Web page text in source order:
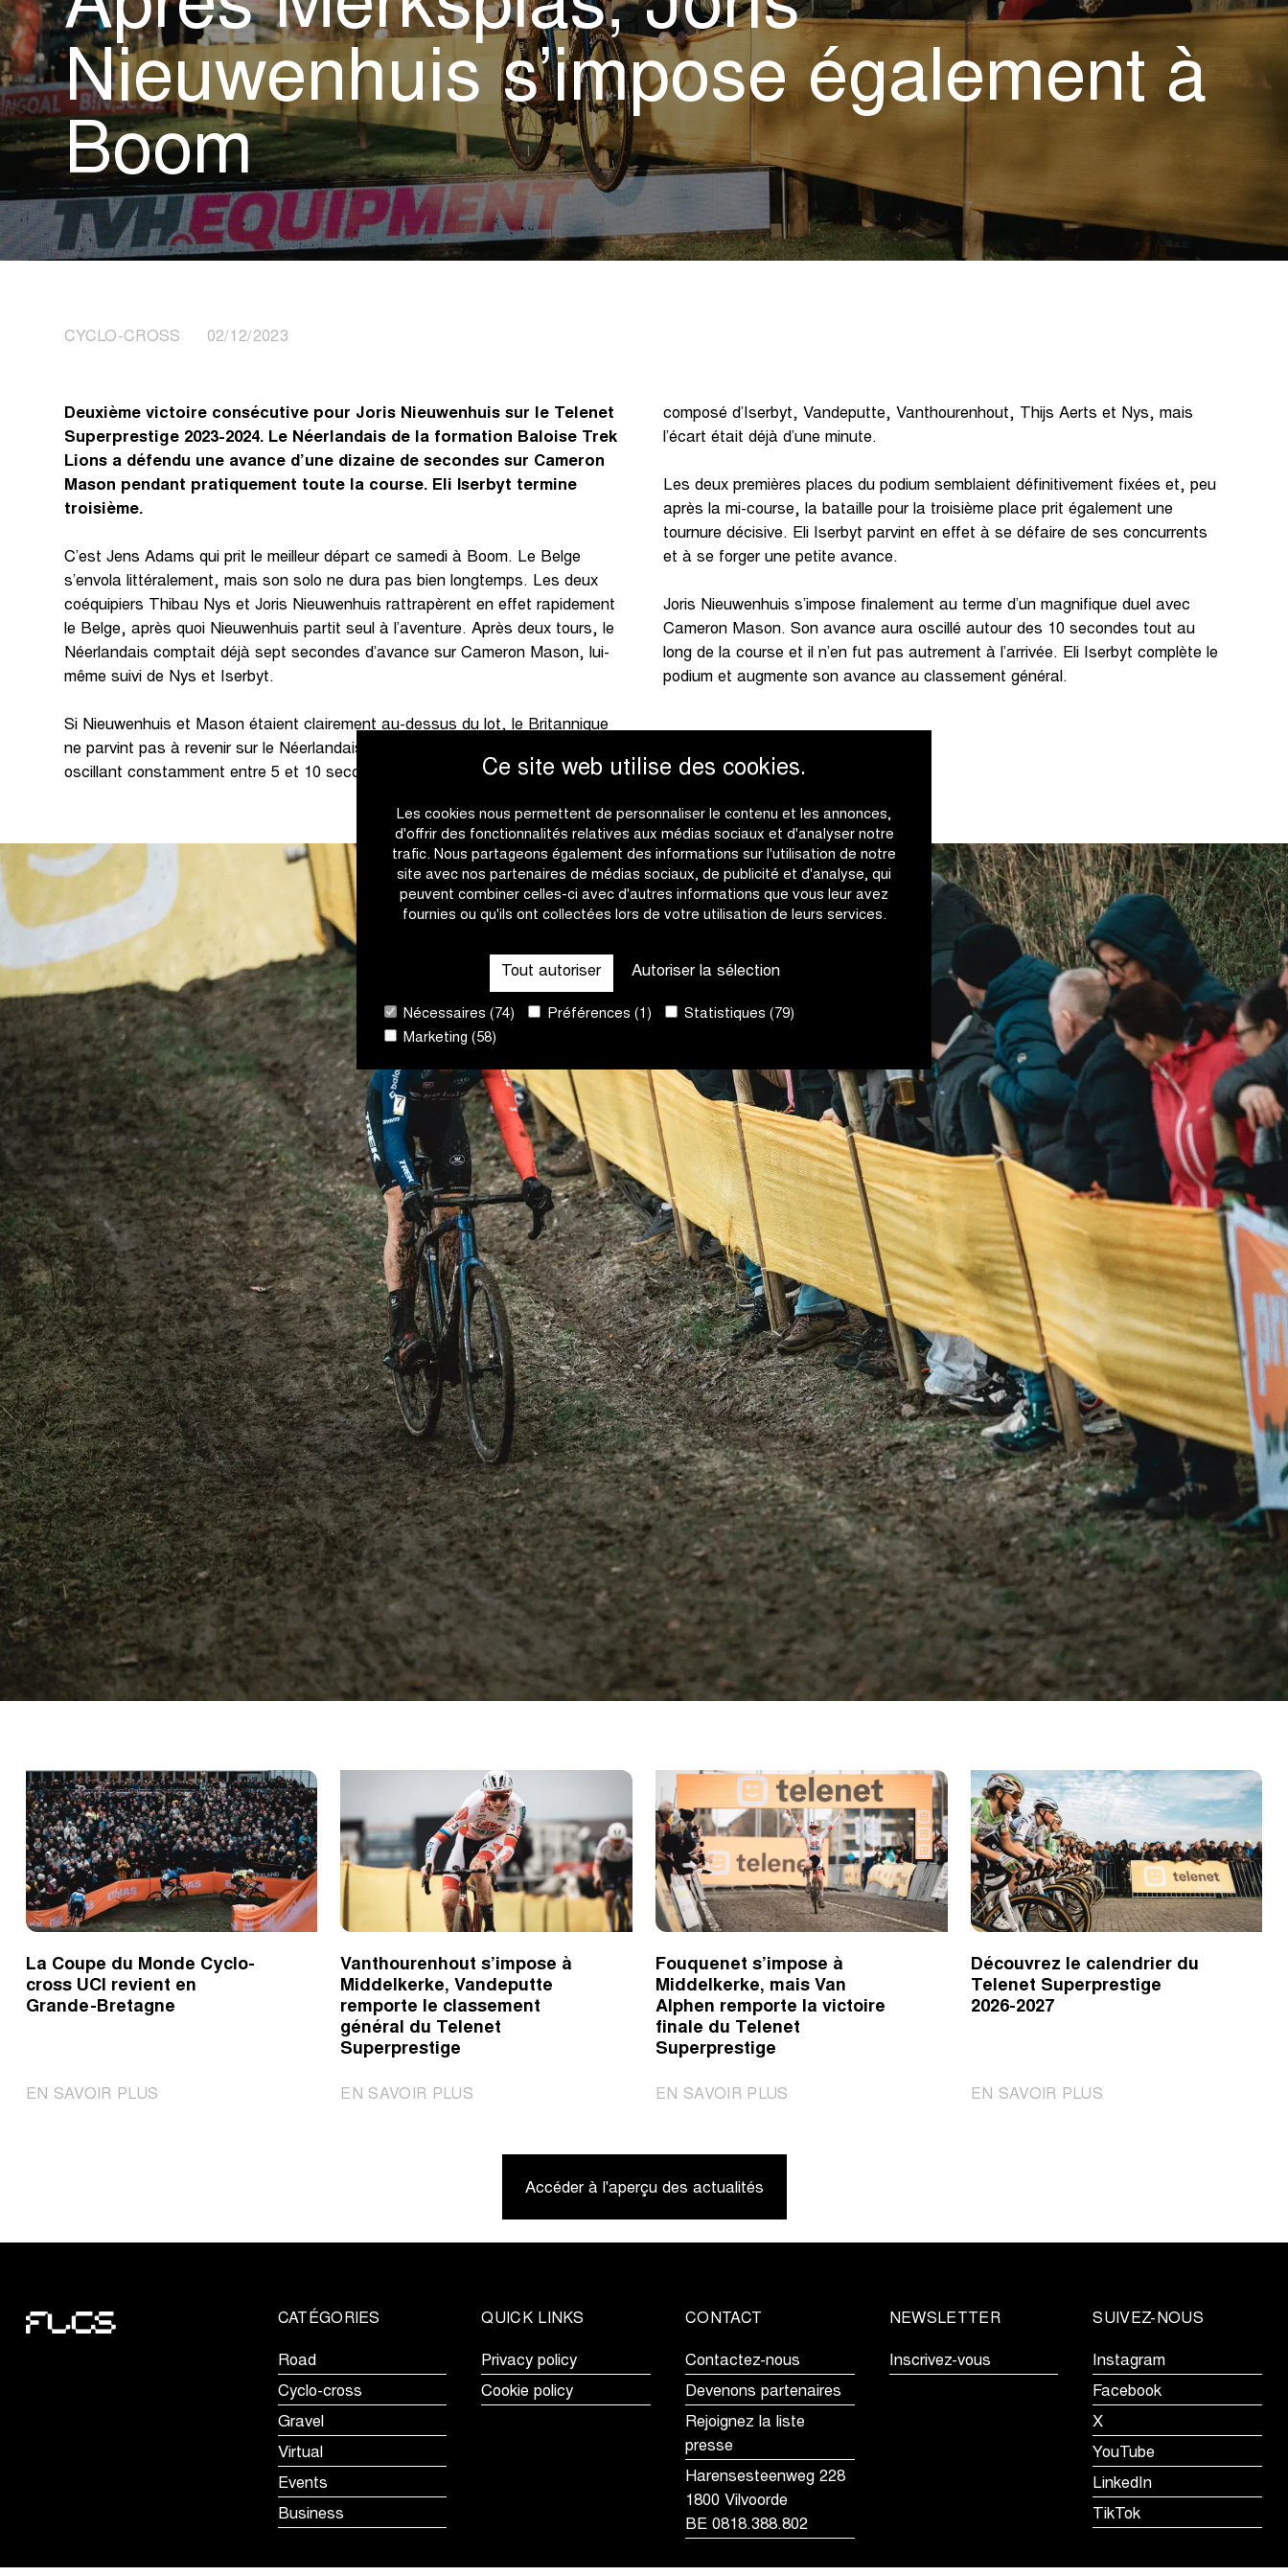
Ce site web utilise des cookies.
Les cookies nous permettent de personnaliser le contenu et les annonces,
d'offrir des fonctionnalités relatives aux médias sociaux et d'analyser notre
trafic. Nous partageons également des informations sur l'utilisation de notre
site avec nos partenaires de médias sociaux, de publicité et d'analyse, qui
peuvent combiner celles-ci avec d'autres informations que vous leur avez
fournies ou qu'ils ont collectées lors de votre utilisation de leurs services.
Tout autoriser Autoriser la sélection
Nécessaires (74) Préférences (1)
Statistiques (79)
Marketing (58)
Nieuwenhuis s’impose également à
Boom
CYCLO-CROSS 02/12/2023
Deuxième victoire consécutive pour Joris Nieuwenhuis sur le Telenet
Superprestige 2023-2024. Le Néerlandais de la formation Baloise Trek
Lions a défendu une avance d’une dizaine de secondes sur Cameron
Mason pendant pratiquement toute la course. Eli Iserbyt termine
troisième.
C’est Jens Adams qui prit le meilleur départ ce samedi à Boom. Le Belge
s’envola littéralement, mais son solo ne dura pas bien longtemps. Les deux
coéquipiers Thibau Nys et Joris Nieuwenhuis rattrapèrent en effet rapidement
le Belge, après quoi Nieuwenhuis partit seul à l’aventure. Après deux tours, le
Néerlandais comptait déjà sept secondes d’avance sur Cameron Mason, lui-
même suivi de Nys et Iserbyt.
Si Nieuwenhuis et Mason étaient clairement au-dessus du lot, le Britannique
ne parvint pas à revenir sur le Néerlandais, l’écart entre les deux hommes
oscillant constamment entre 5 et 10 secondes. À l’arrière, un groupe se forma
composé d’Iserbyt, Vandeputte, Vanthourenhout, Thijs Aerts et Nys, mais
l’écart était déjà d’une minute.
Les deux premières places du podium semblaient définitivement fixées et, peu
après la mi-course, la bataille pour la troisième place prit également une
tournure décisive. Eli Iserbyt parvint en effet à se défaire de ses concurrents
et à se forger une petite avance.
Joris Nieuwenhuis s’impose finalement au terme d’un magnifique duel avec
Cameron Mason. Son avance aura oscillé autour des 10 secondes tout au
long de la course et il n’en fut pas autrement à l’arrivée. Eli Iserbyt complète le
podium et augmente son avance au classement général.
La Coupe du Monde Cyclo-
cross UCI revient en
Grande-Bretagne
EN SAVOIR PLUS
Vanthourenhout s’impose à
Middelkerke, Vandeputte
remporte le classement
général du Telenet
Superprestige
EN SAVOIR PLUS|
Middelkerke,
général
Telenet
Superprestige
Fouquenet s’impose à
Middelkerke, mais Van
Alphen remporte la victoire
finale du Telenet
Superprestige
EN SAVOIR PLUS
finale
du
Telenet
Superprestige
Découvrez le calendrier du
Telenet Superprestige
2026-2027
EN SAVOIR PLUS
Accéder à l'aperçu des actualités
CATÉGORIES
Road
Cyclo-cross
Gravel
Virtual
Events
Business
QUICK LINKS
Privacy policy
Cookie policy
CONTACT
Contactez-nous
Devenons partenaires
Rejoignez la liste
presse
Harensesteenweg 228
1800 Vilvoorde
BE 0818.388.802
NEWSLETTER
Inscrivez-vous
SUIVEZ-NOUS
Instagram
Facebook
X
YouTube
LinkedIn
TikTok